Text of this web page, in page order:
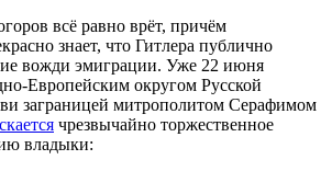
всё равно врёт, причём
знает, что Гитлера публично
вожди эмиграции. Уже 22 июня
Европейским округом Русской
заграницей митрополитом Серафимом
чрезвычайно торжественное
владыки: